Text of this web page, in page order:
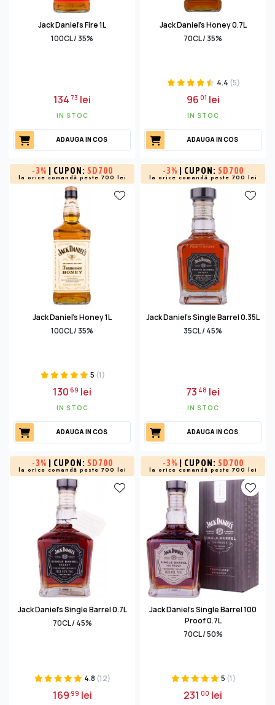
Jack Daniel's Fire 1L
100CL / 35%
134 73 lei
IN STOC
ADAUGA IN COS
Jack Daniel's Honey 0.7L
70CL / 35%
4.4 (5)
9601 lei
IN STOC
ADAUGA IN COS
-3% | CUPON: SD700
la orice comandă peste 700 lei
Jack Daniel's Honey 1L
100CL / 35%
5 (1)
13069 lei
IN STOC
ADAUGA IN COS
-3% | CUPON: SD700
la orice comandă peste 700 lei
Jack Daniel's Single Barrel 0.35L
35CL / 45%
73 48 lei
IN STOC
ADAUGA IN COS
-3% | CUPON: SD700
la orice comandă peste 700 lei
Jack Daniel's Single Barrel 0.7L
70CL / 45%
4.8 (12)
16999 lei
-3% | CUPON: SD700
la orice comandă peste 700 lei
Jack Daniel's Single Barrel 100
Proof 0.7L
70CL / 50%
5 (1)
23100 lei